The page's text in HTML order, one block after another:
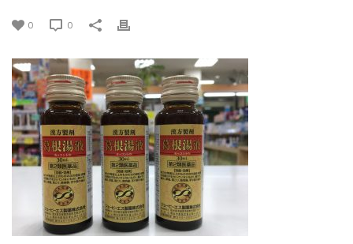
0 0